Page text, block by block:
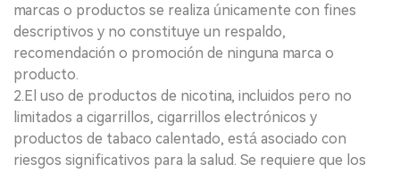
marcas o productos se realiza únicamente con fines
descriptivos y no constituye un respaldo,
recomendación o promoción de ninguna marca o
producto.
2.El uso de productos de nicotina, incluidos pero no
limitados a cigarrillos, cigarrillos electrónicos y
productos de tabaco calentado, está asociado con
riesgos significativos para la salud. Se requiere que los